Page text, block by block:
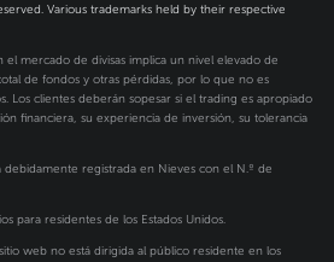
Various trademarks held by their respective
el mercado de divisas implica un nivel elevado de
de fondos y otras pérdidas, por lo que no es
Los clientes deberán sopesar si el trading es apropiado
financiera, su experiencia de inversión, su tolerancia
debidamente registrada en Nieves con el N.º de
para residentes de los Estados Unidos.
web no está dirigida al público residente en los